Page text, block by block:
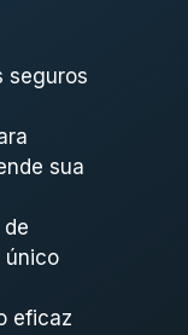
seguros
sua
único
eficaz